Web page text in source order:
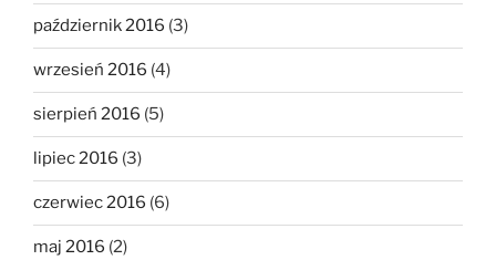
październik 2016 (3)
wrzesień 2016 (4)
sierpień 2016 (5)
lipiec 2016 (3)
czerwiec 2016 (6)
maj 2016 (2)